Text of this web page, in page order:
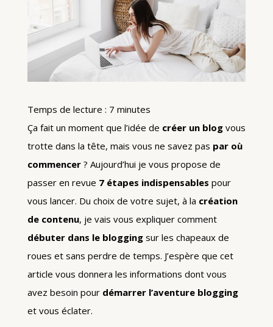
Temps de lecture : 7 minutes
Ça fait un moment que l’idée de créer un blog vous
trotte dans la tête, mais vous ne savez pas par où
commencer? Aujourd’hui je vous propose de
passer en revue 7 étapes indispensables pour
vous lancer. Du choix de votre sujet, à la création
de contenu, je vais vous expliquer comment
débuter dans le blogging sur les chapeaux de
roues et sans perdre de temps. J’espère que cet
article vous donnera les informations dont vous
avez besoin pour démarrer l’aventure blogging
et vous éclater.